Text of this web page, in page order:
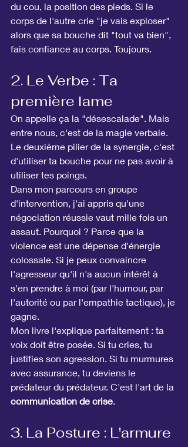
du cou, la position des pieds. Si le
corps de l'autre crie "je vais exploser"
alors que sa bouche dit "tout va bien",
fais confiance au corps. Toujours.
2. Le Verbe : Ta
première lame
On appelle ça la "désescalade". Mais
entre nous, c'est de la magie verbale.
Le deuxième pilier de la synergie, c'est
d'utiliser ta bouche pour ne pas avoir à
utiliser tes poings.
Dans mon parcours en groupe
d'intervention, j'ai appris qu'une
négociation réussie vaut mille fois un
assaut. Pourquoi ? Parce que la
violence est une dépense d'énergie
colossale. Si je peux convaincre
l'agresseur qu'il n'a aucun intérêt à
s'en prendre à moi (par l'humour, par
l'autorité ou par l'empathie tactique), je
gagne.
Mon livre l'explique parfaitement : ta
voix doit être posée. Si tu cries, tu
justifies son agression. Si tu murmures
avec assurance, tu deviens le
prédateur du prédateur. C'est l'art de la
communication de crise.
3. La Posture : L'armure